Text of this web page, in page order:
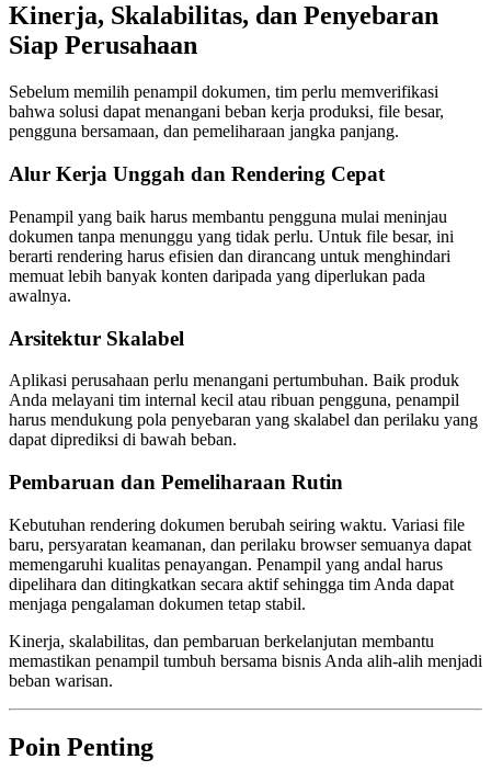
Kinerja, Skalabilitas, dan Penyebaran
Siap Perusahaan
Sebelum memilih penampil dokumen, tim perlu memverifikasi
bahwa solusi dapat menangani beban kerja produksi, file besar,
pengguna bersamaan, dan pemeliharaan jangka panjang.
Alur Kerja Unggah dan Rendering Cepat
Penampil yang baik harus membantu pengguna mulai meninjau
dokumen tanpa menunggu yang tidak perlu. Untuk file besar, ini
berarti rendering harus efisien dan dirancang untuk menghindari
memuat lebih banyak konten daripada yang diperlukan pada
awalnya.
Arsitektur Skalabel
Aplikasi perusahaan perlu menangani pertumbuhan. Baik produk
Anda melayani tim internal kecil atau ribuan pengguna, penampil
harus mendukung pola penyebaran yang skalabel dan perilaku yang
dapat diprediksi di bawah beban.
Pembaruan dan Pemeliharaan Rutin
Kebutuhan rendering dokumen berubah seiring waktu. Variasi file
baru, persyaratan keamanan, dan perilaku browser semuanya dapat
memengaruhi kualitas penayangan. Penampil yang andal harus
dipelihara dan ditingkatkan secara aktif sehingga tim Anda dapat
menjaga pengalaman dokumen tetap stabil.
Kinerja, skalabilitas, dan pembaruan berkelanjutan membantu
memastikan penampil tumbuh bersama bisnis Anda alih-alih menjadi
beban warisan.
Poin Penting